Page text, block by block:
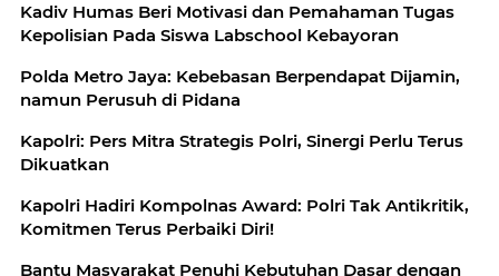
Kadiv Humas Beri Motivasi dan Pemahaman Tugas
Kepolisian Pada Siswa Labschool Kebayoran
Polda Metro Jaya: Kebebasan Berpendapat Dijamin,
namun Perusuh di Pidana
Kapolri: Pers Mitra Strategis Polri, Sinergi Perlu Terus
Dikuatkan
Kapolri Hadiri Kompolnas Award: Polri Tak Antikritik,
Komitmen Terus Perbaiki Diri!
Bantu Masyarakat Penuhi Kebutuhan Dasar dengan